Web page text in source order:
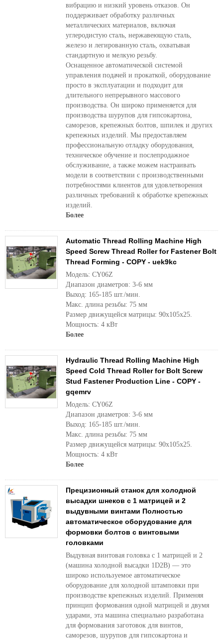
вибрацию и низкий уровень отказов. Он
поддерживает обработку различных
металлических материалов, включая
углеродистую сталь, нержавеющую сталь,
железо и легированную сталь, охватывая
стандартную и мелкую резьбу.
Оснащенное автоматической системой
управления подачей и прокаткой, оборудование
просто в эксплуатации и подходит для
длительного непрерывного массового
производства. Он широко применяется для
производства шурупов для гипсокартона,
саморезов, крепежных болтов, шпилек и других
крепежных изделий. Мы предоставляем
профессиональную отладку оборудования,
техническое обучение и послепродажное
обслуживание, а также можем настраивать
модели в соответствии с производственными
потребностями клиентов для удовлетворения
различных требований к обработке крепежных
изделий.
Более
Automatic Thread Rolling Machine High
Speed Screw Thread Roller for Fastener Bolt
Thread Forming - COPY - uek9kc
Модель: CY06Z
Диапазон диаметров: 3-6 мм
Выход: 165-185 шт./мин.
Макс. длина резьбы: 75 мм
Размер движущейся матрицы: 90x105x25.
Мощность: 4 кВт
Более
Hydraulic Thread Rolling Machine High
Speed Cold Thread Roller for Bolt Screw
Stud Fastener Production Line - COPY -
gqemrv
Модель: CY06Z
Диапазон диаметров: 3-6 мм
Выход: 165-185 шт./мин.
Макс. длина резьбы: 75 мм
Размер движущейся матрицы: 90x105x25.
Мощность: 4 кВт
Более
Прецизионный станок для холодной
высадки шнеков с 1 матрицей и 2
выдувными винтами Полностью
автоматическое оборудование для
формовки болтов с винтовыми
головками
Выдувная винтовая головка с 1 матрицей и 2
(машина холодной высадки 1D2B) — это
широко используемое автоматическое
оборудование для холодной штамповки при
производстве крепежных изделий. Применяя
принцип формования одной матрицей и двумя
ударами, эта машина специально разработана
для формования заготовок для винтов,
саморезов, шурупов для гипсокартона и